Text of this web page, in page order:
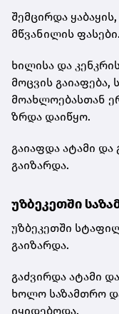
შემცირდა
მწვანილის ფასები.
ხილისა და
მოცვის
მოახლოებასთან
ზრდა დაიწყო.
გაიაფდა ატამი
გაიზარდა.
უზბეკეთში
უზბეკეთში
გაიზარდა.
გაძვირდა ატამი
ხოლო საზამთრო
იყიდებოდა.